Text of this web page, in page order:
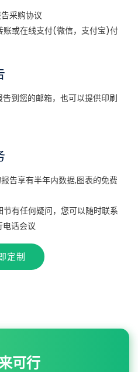
采购协议
账或在线支付(微信，支付宝)付
到您的邮箱，也可以提供印刷
告享有半年内数据,图表的免费
节有任何疑问，您可以随时联系
电话会议
定制
可行